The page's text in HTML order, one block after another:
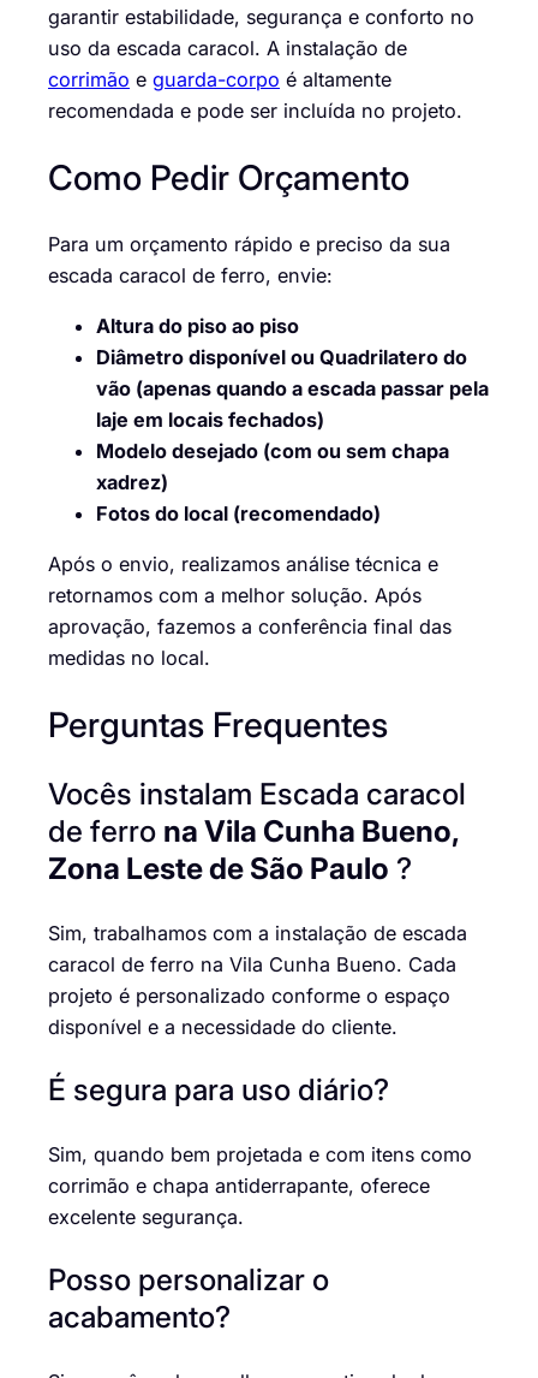
garantir estabilidade, segurança e conforto no
uso da escada caracol. A instalação de
corrimão e guarda-corpo é altamente
recomendada e pode ser incluída no projeto.
Como Pedir Orçamento
Para um orçamento rápido e preciso da sua
escada caracol de ferro, envie:
Altura do piso ao piso
Diâmetro disponível ou Quadrilatero do
vão (apenas quando a escada passar pela
laje em locais fechados)
Modelo desejado (com ou sem chapa
xadrez)
Fotos do local (recomendado)
Após o envio, realizamos análise técnica e
retornamos com a melhor solução. Após
aprovação, fazemos a conferência final das
medidas no local.
Perguntas Frequentes
Vocês instalam Escada caracol
de ferro na Vila Cunha Bueno,
Zona Leste de São Paulo ?
Sim, trabalhamos com a instalação de escada
caracol de ferro na Vila Cunha Bueno. Cada
projeto é personalizado conforme o espaço
disponível e a necessidade do cliente.
É segura para uso diário?
Sim, quando bem projetada e com itens como
corrimão e chapa antiderrapante, oferece
excelente segurança.
Posso personalizar o
acabamento?